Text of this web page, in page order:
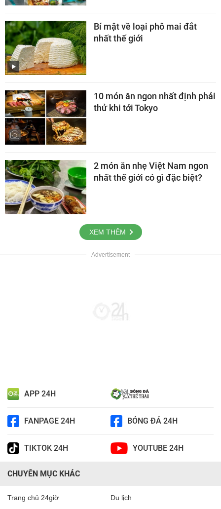
Bí mật về loại phô mai đắt
nhất thế giới
10 món ăn ngon nhất định phải
thử khi tới Tokyo
2 món ăn nhẹ Việt Nam ngon
nhất thế giới có gì đặc biệt?
XEM THÊM
APP 24H
FANPAGE 24H BÓNG ĐÁ 24H
TIKTOK 24H YOUTUBE 24H
CHUYÊN MỤC KHÁC
Trang chủ 24giờ Du lịch